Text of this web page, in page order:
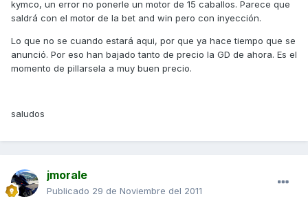
kymco, un error no ponerle un motor de 15 caballos. Parece que
saldrá con el motor de la bet and win pero con inyección.
Lo que no se cuando estará aqui, por que ya hace tiempo que se
anunció. Por eso han bajado tanto de precio la GD de ahora. Es el
momento de pillarsela a muy buen precio.
saludos
jmorale
Publicado 29 de Noviembre del 2011